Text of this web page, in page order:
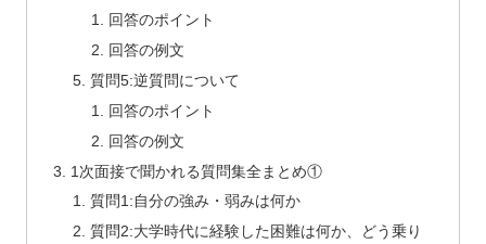
回答のポイント
回答の例文
質問5:逆質問について
回答のポイント
回答の例文
1次面接で聞かれる質問集全まとめ①
質問1:自分の強み・弱みは何か
質問2:大学時代に経験した困難は何か、どう乗り